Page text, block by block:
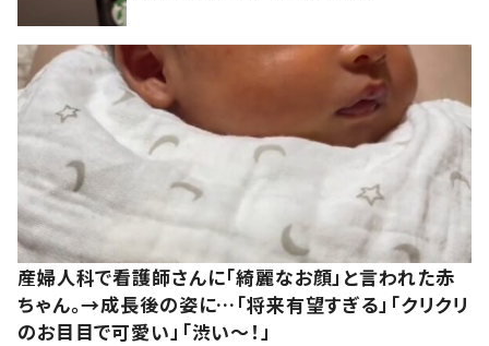
産婦人科で看護師さんに「綺麗なお顔」と言われた赤
ちゃん。→成長後の姿に…「将来有望すぎる」「クリクリ
のお目目で可愛い」「渋い～！」